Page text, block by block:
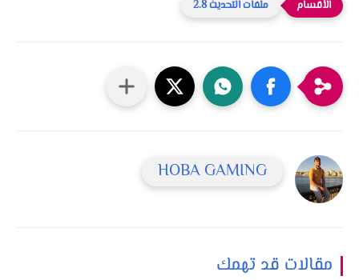
ملفات التحديث 2.8
HOBA GAMING
مقالات قد تهمك